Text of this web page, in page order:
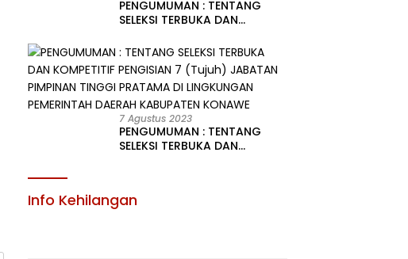
PENGUMUMAN : TENTANG
SELEKSI TERBUKA DAN
(Dua) JABATAN PIMPINAN
TINGGI PRATAMA DI
LINGKUNGAN PEMERINTAH
DAERAH KABUPATEN KONAWE
7 Agustus 2023
PENGUMUMAN : TENTANG
SELEKSI TERBUKA DAN
LINGKUNGAN PEMERINTAH
Info Kehilangan